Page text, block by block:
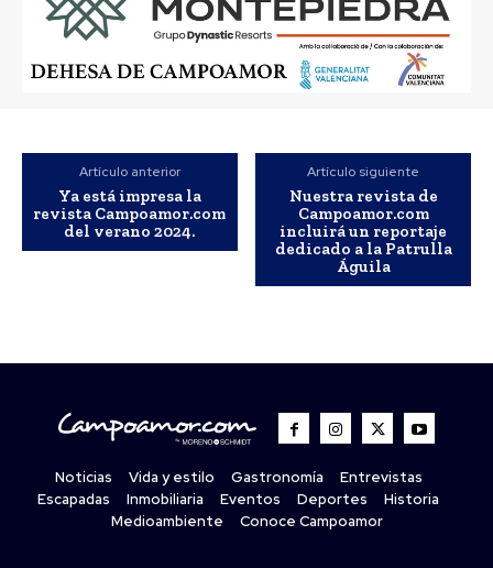
Artículo anterior
Ya está impresa la
revista Campoamor.com
del verano 2024.
Artículo siguiente
Nuestra revista de
Campoamor.com
incluirá un reportaje
dedicado a la Patrulla
Águila
Noticias Vida y estilo Gastronomía
Entrevistas
Escapadas
Inmobiliaria Eventos Deportes
Historia
Medioambiente
Conoce Campoamor